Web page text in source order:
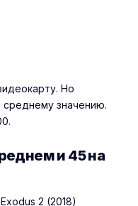
Но
среднему значению.
и 45 на